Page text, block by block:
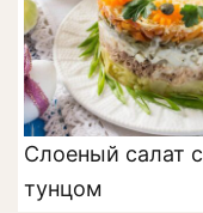
Слоеный салат с
тунцом